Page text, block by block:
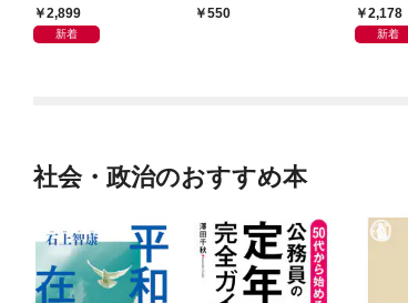
ー 2026年9月号 特集
「上司をマネジメント
2,899
新着
成功とは何か
550 2,178
新着
社会・政治のおすすめ本